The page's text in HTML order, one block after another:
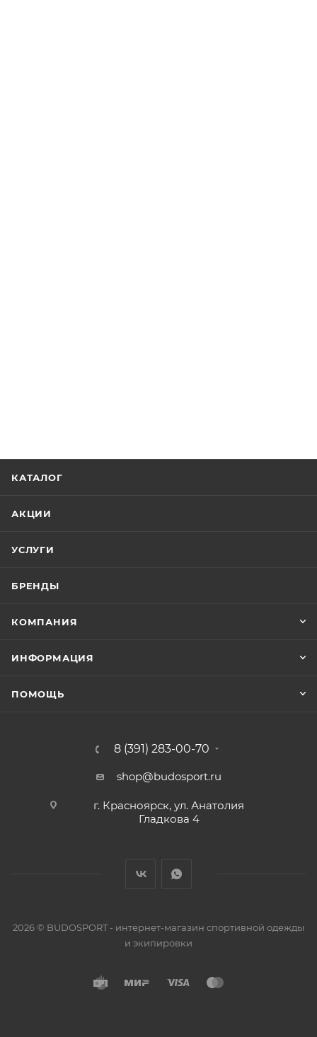
КАТАЛОГ
АКЦИИ
УСЛУГИ
БРЕНДЫ
КОМПАНИЯ
ИНФОРМАЦИЯ
ПОМОЩЬ
8 (391) 283-00-70
shop@budosport.ru
г. Красноярск, ул. Анатолия
Гладкова 4
2026 © BUDOSPORT - интернет-магазин спортивной одежды
и экипировки